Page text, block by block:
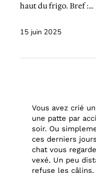
haut du frigo. Bref :…
15 juin 2025
Vous avez crié
une patte par
soir. Ou
ces derniers
chat vous
vexé. Un peu
refuse les